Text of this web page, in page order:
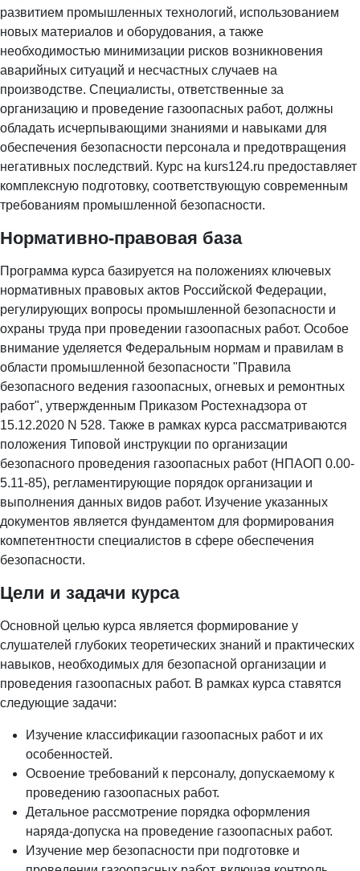
развитием промышленных технологий, использованием
новых материалов и оборудования, а также
необходимостью минимизации рисков возникновения
аварийных ситуаций и несчастных случаев на
производстве. Специалисты, ответственные за
организацию и проведение газоопасных работ, должны
обладать исчерпывающими знаниями и навыками для
обеспечения безопасности персонала и предотвращения
негативных последствий. Курс на kurs124.ru предоставляет
комплексную подготовку, соответствующую современным
требованиям промышленной безопасности.
Нормативно-правовая база
Программа курса базируется на положениях ключевых
нормативных правовых актов Российской Федерации,
регулирующих вопросы промышленной безопасности и
охраны труда при проведении газоопасных работ. Особое
внимание уделяется Федеральным нормам и правилам в
области промышленной безопасности "Правила
безопасного ведения газоопасных, огневых и ремонтных
работ", утвержденным Приказом Ростехнадзора от
15.12.2020 N 528. Также в рамках курса рассматриваются
положения Типовой инструкции по организации
безопасного проведения газоопасных работ (НПАОП 0.00-
5.11-85), регламентирующие порядок организации и
выполнения данных видов работ. Изучение указанных
документов является фундаментом для формирования
компетентности специалистов в сфере обеспечения
безопасности.
Цели и задачи курса
Основной целью курса является формирование у
слушателей глубоких теоретических знаний и практических
навыков, необходимых для безопасной организации и
проведения газоопасных работ. В рамках курса ставятся
следующие задачи:
Изучение классификации газоопасных работ и их
особенностей.
Освоение требований к персоналу, допускаемому к
проведению газоопасных работ.
Детальное рассмотрение порядка оформления
наряда-допуска на проведение газоопасных работ.
Изучение мер безопасности при подготовке и